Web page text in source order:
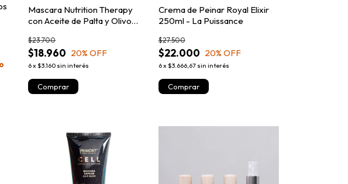
Mascara Nutrition Therapy
con Aceite de Palta y Olivo
$18.960
$23.700
20% OFF
6x$3.160 sin interés
Crema de Peinar Royal Elixir
250ml - La Puissance
$22.000
$27.500
20% OFF
6x $3.666,67 sin interés